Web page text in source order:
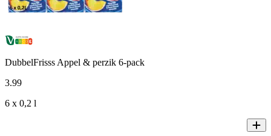
DubbelFrisss Appel & perzik 6-pack
3.99
6 x 0,2 l